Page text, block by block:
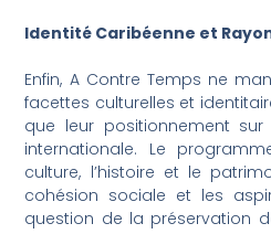
Identité Caribéenne et
Enfin, A Contre Temps ne
facettes culturelles et
que leur positionnement
internationale. Le
culture, l’histoire et le
cohésion sociale et les
question de la préservation